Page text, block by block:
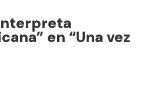
en “Una vez